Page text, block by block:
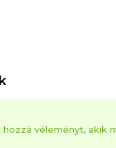
hozzá véleményt, akik